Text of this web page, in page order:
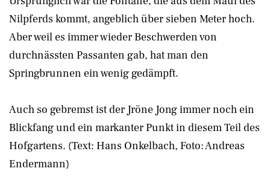
Nilpferds kommt, angeblich über sieben Meter hoch.
Aber weil es immer wieder Beschwerden von
durchnässten Passanten gab, hat man den
Springbrunnen ein wenig gedämpft.
Auch so gebremst ist der Jröne Jong immer noch ein
Blickfang und ein markanter Punkt in diesem Teil des
Hofgartens. (Text: Hans Onkelbach, Foto: Andreas
Endermann)